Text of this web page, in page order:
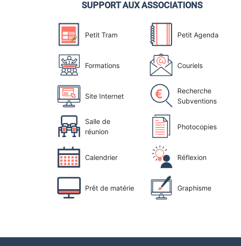
SUPPORT AUX ASSOCIATIONS
Petit Tram
Formations
Site Internet
Salle de
réunion
Calendrier
Prêt de matérie
Petit Agenda
Couriels
Recherche
Subventions
Photocopies
Réflexion
Graphisme